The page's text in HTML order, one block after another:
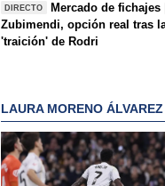
DIRECTO
Mercado de fichajes |
Zubimendi, opción real tras
'traición' de Rodri
LAURA MORENO ÁLVAREZ